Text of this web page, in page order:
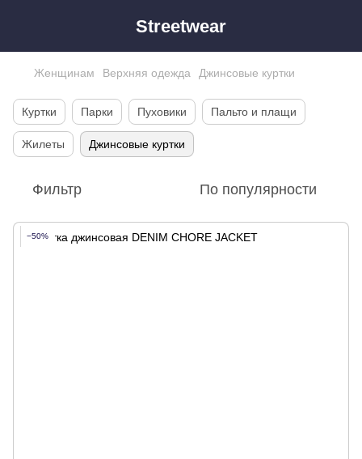
Streetwear
Женщинам Верхняя одежда Джинсовые куртки
Куртки Парки Пуховики Пальто и плащи
Жилеты Джинсовые куртки
Фильтр По популярности
−50%